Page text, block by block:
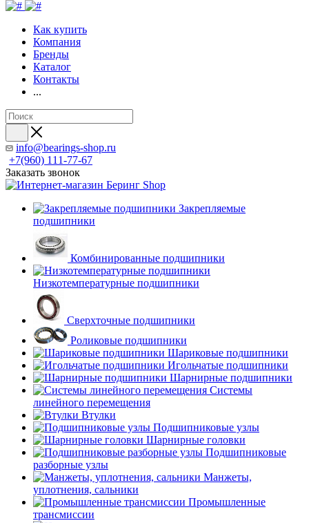
Как купить
Компания
Бренды
Каталог
Контакты
...
info@bearings-shop.ru
+7(960) 111-77-67
Заказать звонок
Закрепляемые
подшипники
Комбинированные подшипники
Низкотемпературные подшипники
Сверхточные подшипники
Роликовые подшипники
Шариковые подшипники
Игольчатые подшипники
Шарнирные подшипники
Системы
линейного перемещения
Втулки
Подшипниковые узлы
Шарнирные головки
Подшипниковые
разборные узлы
Манжеты,
уплотнения, сальники
Промышленные
трансмиссии